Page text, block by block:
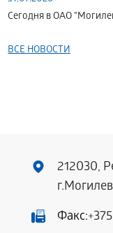
Сегодня в ОАО
ВСЕ НОВОСТИ
212030,
Факс: